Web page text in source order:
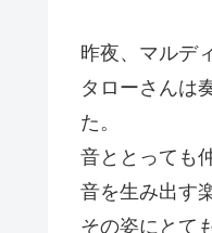
昨夜、マルデ
タローさんは
た。
音ととっても
音を生み出す
その姿にとて